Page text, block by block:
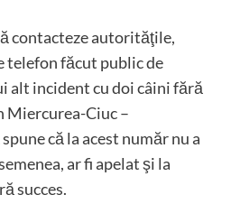
contacteze autorităţile,
telefon făcut public de
alt incident cu doi câini fără
Miercurea-Ciuc –
că la acest număr nu a
ar fi apelat şi la
succes.